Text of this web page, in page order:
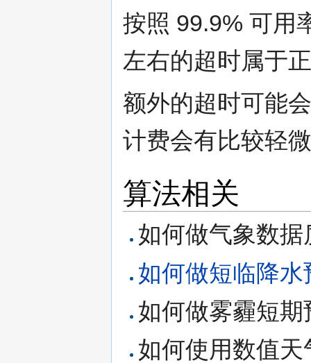
按照 99.9% 可用
左右的超时属于
额外的超时可能
计费会有比较轻
算法相关
如何做气象数据
如何做短临降水
如何做雾霾短期
如何使用数值